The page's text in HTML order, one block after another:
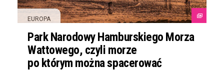
EUROPA
Park Narodowy Hamburskiego Morza
Wattowego, czyli morze
po którym można spacerować